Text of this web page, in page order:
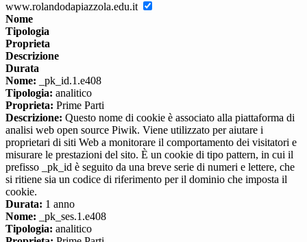
www.rolandodapiazzola.edu.it
Nome
Tipologia
Proprieta
Descrizione
Durata
Nome: _pk_id.1.e408
Tipologia: analitico
Proprieta: Prime Parti
Descrizione: Questo nome di cookie è associato alla piattaforma di
analisi web open source Piwik. Viene utilizzato per aiutare i
proprietari di siti Web a monitorare il comportamento dei visitatori e
misurare le prestazioni del sito. È un cookie di tipo pattern, in cui il
prefisso _pk_id è seguito da una breve serie di numeri e lettere, che
si ritiene sia un codice di riferimento per il dominio che imposta il
cookie.
Durata: 1 anno
Nome: _pk_ses.1.e408
Tipologia: analitico